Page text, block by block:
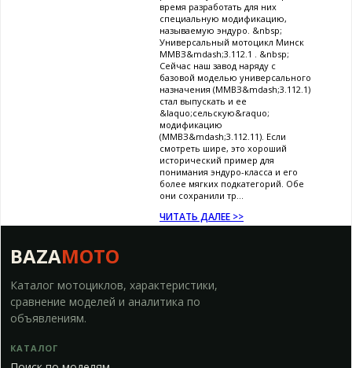
время разработать для них
специальную модификацию,
называемую эндуро. &nbsp;
Универсальный мотоцикл Минск
ММВЗ&mdash;3.112.1 . &nbsp;
Сейчас наш завод наряду с
базовой моделью универсального
назначения (ММВЗ&mdash;3.112.1)
стал выпускать и ее
&laquo;сельскую&raquo;
модификацию
(ММВЗ&mdash;3.112.11). Если
смотреть шире, это хороший
исторический пример для
понимания эндуро-класса и его
более мягких подкатегорий. Обе
они сохранили тр...
ЧИТАТЬ ДАЛЕЕ >>
BAZAMOTO
Каталог мотоциклов, характеристики,
сравнение моделей и аналитика по
объявлениям.
КАТАЛОГ